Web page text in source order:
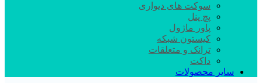
سوکت های دیواری
پچ پنل
پاور ماژول
کیستون شبکه
ترانک و متعلقات
داکت
سایر محصولات